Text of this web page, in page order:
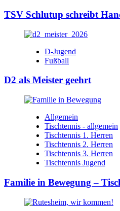
TSV Schlutup schreibt
D-Jugend
Fußball
D2 als Meister geehrt
Allgemein
Tischtennis - allgemein
Tischtennis 1. Herren
Tischtennis 2. Herren
Tischtennis 3. Herren
Tischtennis Jugend
Familie in Bewegung –